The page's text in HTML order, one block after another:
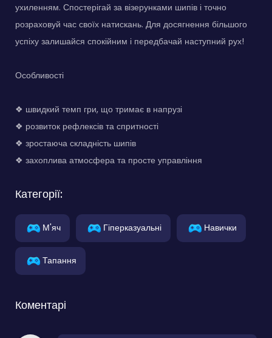
ухиленням. Спостерігай за візерунками шипів і точно
розраховуй час своїх натискань. Для досягнення більшого
успіху залишайся спокійним і передбачай наступний рух!
Особливості
❖ швидкий темп гри, що тримає в напрузі
❖ розвиток рефлексів та спритності
❖ зростаюча складність шипів
❖ захоплива атмосфера та просте управління
Категорії:
М'яч Гіперказуальні Навички
Тапання
Коментарі